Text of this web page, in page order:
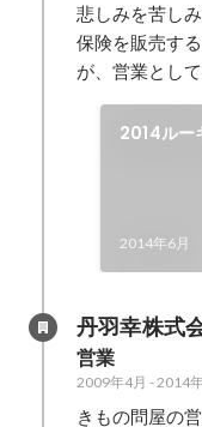
悲しみを苦し
保険を販売す
が、営業とし
2014ルー
2014年6月
丹羽幸株式
営業
2009年4月 - 2014
きもの問屋の